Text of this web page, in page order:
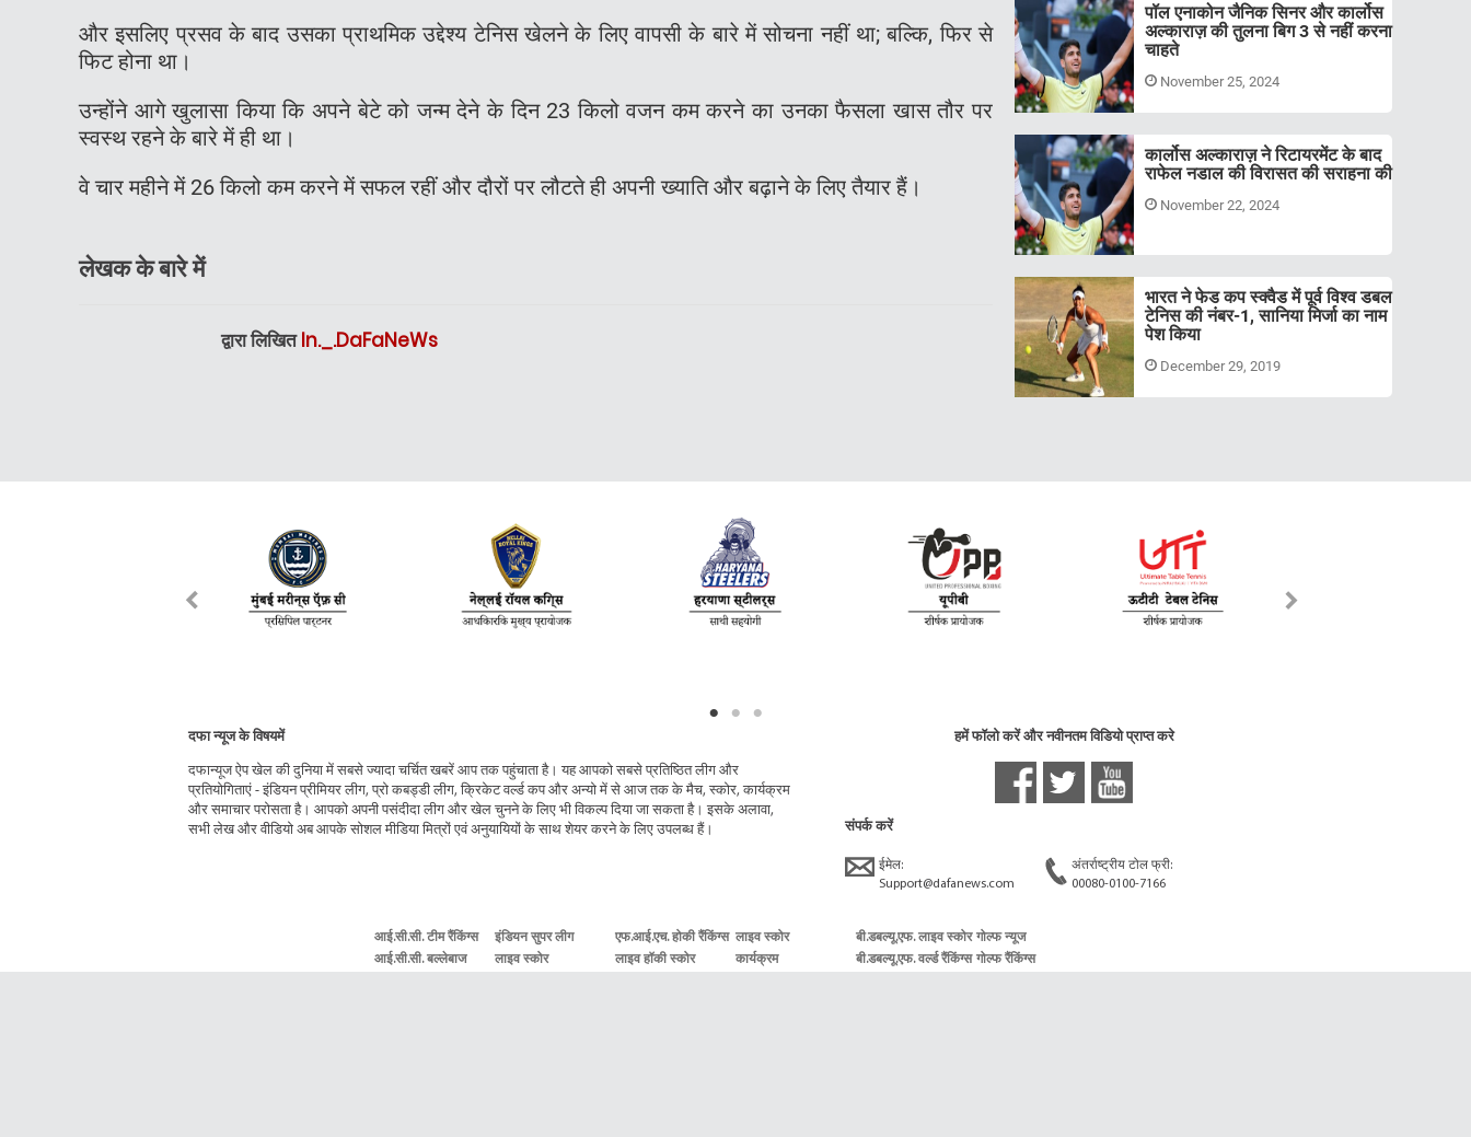
और इसलिए प्रसव के बाद उसका प्राथमिक उद्देश्य टेनिस खेलने के लिए वापसी के बारे में सोचना नहीं था; बल्कि, फिर से
फिट होना था।
उन्होंने आगे खुलासा किया कि अपने बेटे को जन्म देने के दिन 23 किलो वजन कम करने का उनका फैसला खास तौर पर
स्वस्थ रहने के बारे में ही था।
वे चार महीने में 26 किलो कम करने में सफल रहीं और दौरों पर लौटते ही अपनी ख्याति और बढ़ाने के लिए तैयार हैं।
लेखक के बारे में
द्वारा लिखितIn._.DaFaNeWs
पॉल एनाकोन जैनिक सिनर और कार्लोस
अल्काराज़ की तुलना बिग 3 से नहीं करना
चाहते
November 25, 2024
कार्लोस अल्काराज़ ने रिटायरमेंट के बाद
राफेल नडाल की विरासत की सराहना की
November 22, 2024
भारत ने फेड कप स्क्वैड में पूर्व विश्व डबल
टेनिस की नंबर-1, सानिया मिर्जा का नाम
पेश किया
December 29, 2019
दफा न्यूज के विषयमें
दफान्यूज ऐप खेल की दुनिया में सबसे ज्यादा चर्चित खबरें आप तक पहुंचाता है। यह आपको सबसे प्रतिष्ठित लीग और
प्रतियोगिताएं - इंडियन प्रीमियर लीग, प्रो कबड्डी लीग, क्रिकेट वर्ल्ड कप और अन्यो में से आज तक के मैच, स्कोर, कार्यक्रम
और समाचार परोसता है। आपको अपनी पसंदीदा लीग और खेल चुनने के लिए भी विकल्प दिया जा सकता है। इसके अलावा,
सभी लेख और वीडियो अब आपके सोशल मीडिया मित्रों एवं अनुयायियों के साथ शेयर करने के लिए उपलब्ध हैं।
हमें फॉलो करें और नवीनतम विडियो प्राप्त करे
संपर्क करें
ईमेल:
Support@dafanews.com
अंतर्राष्ट्रीय टोल फ्री:
00080-0100-7166
आई.सी.सी. टीम रैंकिंग्स
आई.सी.सी. बल्लेबाज
इंडियन सुपर लीग
लाइव स्कोर
एफ.आई.एच. होकी रैंकिंग्स
लाइव हॉकी स्कोर
लाइव स्कोर
कार्यक्रम
बी.डबल्यू.एफ. लाइव स्कोर
बी.डबल्यू.एफ. वर्ल्ड रैंकिंग्स
गोल्फ न्यूज
गोल्फ रैंकिंग्स